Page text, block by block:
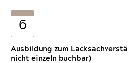
6
Ausbildung zum
nicht einzeln buchbar)